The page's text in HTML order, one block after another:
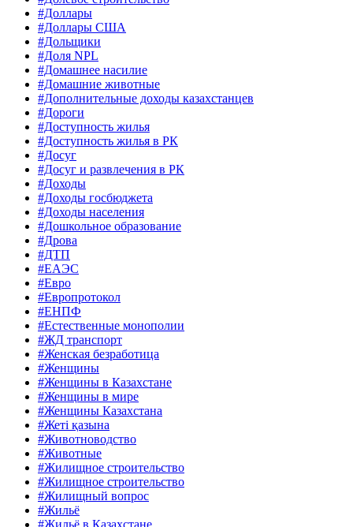
#Доллары
#Доллары США
#Дольщики
#Доля NPL
#Домашнее насилие
#Домашние животные
#Дополнительные доходы казахстанцев
#Дороги
#Доступность жилья
#Доступность жилья в РК
#Досуг
#Досуг и развлечения в РК
#Доходы
#Доходы госбюджета
#Доходы населения
#Дошкольное образование
#Дрова
#ДТП
#ЕАЭС
#Евро
#Европротокол
#ЕНПФ
#Естественные монополии
#ЖД транспорт
#Женская безработица
#Женщины
#Женщины в Казахстане
#Женщины в мире
#Женщины Казахстана
#Жеті қазына
#Животноводство
#Животные
#Жилищное строительство
#Жилищное строительство
#Жилищный вопрос
#Жильё
#Жильё в Казахстане